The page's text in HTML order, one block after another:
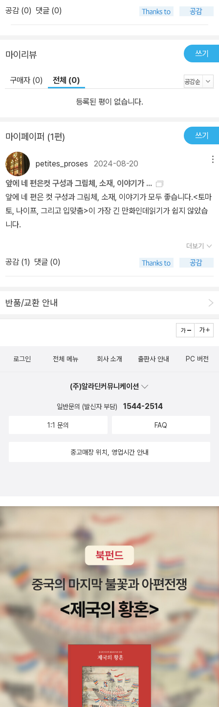
공감 (0) 댓글 (0)
마이리뷰 쓰기
구매자 (0) 전체 (0)
등록된 평이 없습니다.
마이페이퍼 (1편) 쓰기
petites_proses 2024-08-20
앞에 네 편은컷 구성과 그림체, 소재, 이야기가 ...
앞에 네 편은 컷 구성과 그림체, 소재, 이야기가 모두 좋습니다.<토마
토, 나이프, 그리고 입맞춤>이 가장 긴 만화인데읽기가 쉽지 않았습
니다.
더보기
공감 (1) 댓글 (0)
반품/교환 안내
로그인 전체 메뉴 회사 소개 출판사 안내 PC 버전
(주)알라딘커뮤니케이션
일반문의 (발신자 부담) 1544-2514
1:1 문의 FAQ
중고매장 위치, 영업시간 안내